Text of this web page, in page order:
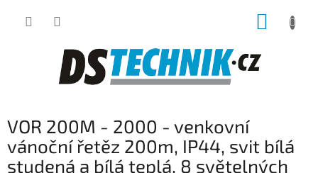
VOR 200M - 2000 - venkovní
vánoční řetěz 200m, IP44, svit bílá
studená a bílá teplá, 8 světelných